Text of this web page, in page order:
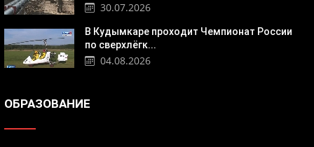
30.07.2026
В Кудымкаре проходит Чемпионат России
по сверхлёгк...
04.08.2026
ОБРАЗОВАНИЕ